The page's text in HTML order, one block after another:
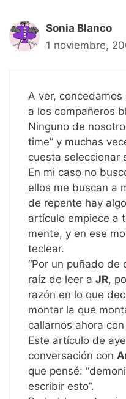
Sonia Blanco
1 noviembre,
A ver,
a los compañeros
Ninguno de
time” y muchas
cuesta seleccionar
En mi caso no
ellos me buscan a
de repente hay
artículo empiece a
mente, y en ese
teclear.
“Por un puñado de
raíz de leer a JR,
razón en lo que
montar la que
callarnos ahora
Este artículo de
conversación con
que pensé:
escribir esto”.